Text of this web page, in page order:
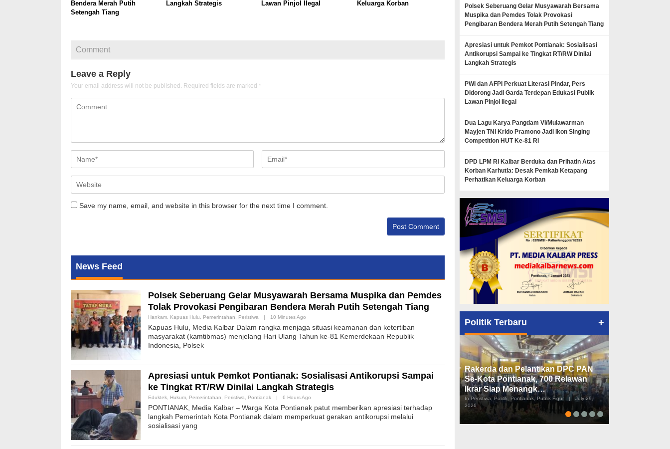
Bendera Merah Putih
Setengah Tiang
Langkah Strategis
Lawan Pinjol Ilegal
Keluarga Korban
Comment
Leave a Reply
Your email address will not be published. Required fields are marked *
Save my name, email, and website in this browser for the next time I comment.
News Feed
Polsek Seberuang Gelar Musyawarah Bersama Muspika dan Pemdes
Tolak Provokasi Pengibaran Bendera Merah Putih Setengah Tiang
Hankam, Kapuas Hulu, Pemerintahan, Peristiwa | 10 Minutes Ago
Kapuas Hulu, Media Kalbar Dalam rangka menjaga situasi keamanan dan ketertiban
masyarakat (kamtibmas) menjelang Hari Ulang Tahun ke-81 Kemerdekaan Republik
Indonesia, Polsek
Apresiasi untuk Pemkot Pontianak: Sosialisasi Antikorupsi Sampai
ke Tingkat RT/RW Dinilai Langkah Strategis
Eduktek, Hukum, Pemerintahan, Peristiwa, Pontianak | 6 Hours Ago
PONTIANAK, Media Kalbar – Warga Kota Pontianak patut memberikan apresiasi terhadap
langkah Pemerintah Kota Pontianak dalam memperkuat gerakan antikorupsi melalui
sosialisasi yang
Polsek Seberuang Gelar Musyawarah Bersama
Muspika dan Pemdes Tolak Provokasi
Pengibaran Bendera Merah Putih Setengah Tiang
Apresiasi untuk Pemkot Pontianak: Sosialisasi
Antikorupsi Sampai ke Tingkat RT/RW Dinilai
Langkah Strategis
PWI dan AFPI Perkuat Literasi Pindar, Pers
Didorong Jadi Garda Terdepan Edukasi Publik
Lawan Pinjol Ilegal
Dua Lagu Karya Pangdam VI/Mulawarman
Mayjen TNI Krido Pramono Jadi Ikon Singing
Competition HUT Ke-81 RI
DPD LPM RI Kalbar Berduka dan Prihatin Atas
Korban Karhutla: Desak Pemkab Ketapang
Perhatikan Keluarga Korban
Politik Terbaru +
Rakerda dan Pelantikan DPC PAN
Se-Kota Pontianak, 700 Relawan
Ikrar Siap Menangk…
In Peristiwa, Politik, Pontianak, Publik Figur |
July 29,
2026